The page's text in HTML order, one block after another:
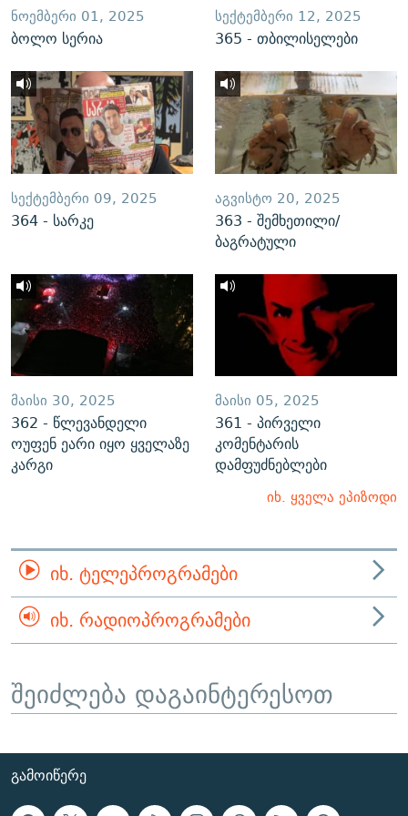
ᲜᲝᲔᲛᲑᲔᲠᲘ 01, 2025
ბოლო სერია
ᲡᲔᲥᲢᲔᲛᲑᲔᲠᲘ 12, 2025
365 - თბილისელები
ᲡᲔᲥᲢᲔᲛᲑᲔᲠᲘ 09, 2025
364 - სარკე
ᲐᲒᲕᲘᲡᲢᲝ 20, 2025
363 - შემხეთილი/
ბაგრატული
ᲛᲐᲘᲡᲘ 30, 2025
362 - წლევანდელი
ოუფენ ეარი იყო ყველაზე
კარგი
ᲛᲐᲘᲡᲘ 05, 2025
361 - პირველი
კომენტარის
დამფუძნებლები
იხ. ყველა ეპიზოდი
ᲘᲮ. ᲢᲔᲚᲔᲞᲠᲝᲒᲠᲐᲛᲔᲑᲘ
ᲘᲮ. ᲠᲐᲓᲘᲝᲞᲠᲝᲒᲠᲐᲛᲔᲑᲘ
შეიძლება დაგაინტერესოთ
ᲒᲐᲛᲝᲘᲬᲔᲠᲔ